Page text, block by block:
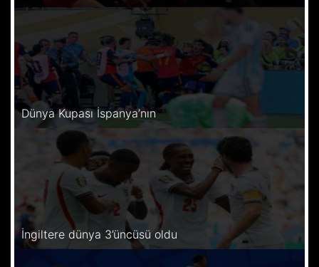
Dünya Kupası İspanya’nın
İngiltere dünya 3’üncüsü oldu